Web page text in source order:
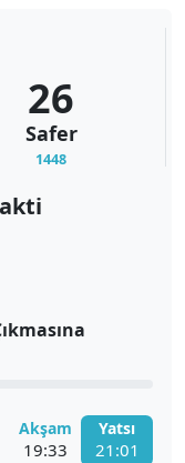
26
Safer
1448
Akşam
19:33
Yatsı
21:01